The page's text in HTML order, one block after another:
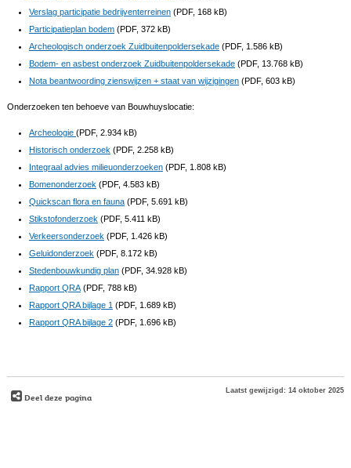
Verslag participatie bedrijventerreinen(PDF, 168 kB)
Participatieplan bodem(PDF, 372 kB)
Archeologisch onderzoek Zuidbuitenpoldersekade(PDF, 1.586 kB)
Bodem- en asbest onderzoek Zuidbuitenpoldersekade(PDF, 13.768 kB)
Nota beantwoording zienswijzen + staat van wijzigingen(PDF, 603 kB)
Onderzoeken ten behoeve van Bouwhuyslocatie:
Archeologie (PDF, 2.934 kB)
Historisch onderzoek (PDF, 2.258 kB)
Integraal advies milieuonderzoeken(PDF, 1.808 kB)
Bomenonderzoek (PDF, 4.583 kB)
Quickscan flora en fauna(PDF, 5.691 kB)
Stikstofonderzoek (PDF, 5.411 kB)
Verkeersonderzoek (PDF, 1.426 kB)
Geluidonderzoek (PDF, 8.172 kB)
Stedenbouwkundig plan(PDF, 34.928 kB)
Rapport QRA(PDF, 788 kB)
Rapport QRA bijlage 1 (PDF, 1.689 kB)
Rapport QRA bijlage 2(PDF, 1.696 kB)
Deel deze pagina
Laatst gewijzigd: 14 oktober 2025